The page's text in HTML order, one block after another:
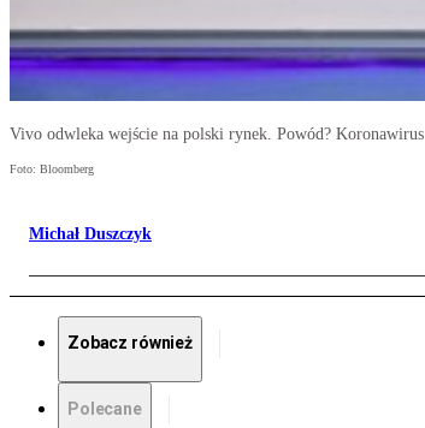
Vivo odwleka wejście na polski rynek. Powód? Koronawirus
Foto: Bloomberg
Michał Duszczyk
Zobacz również
Polecane